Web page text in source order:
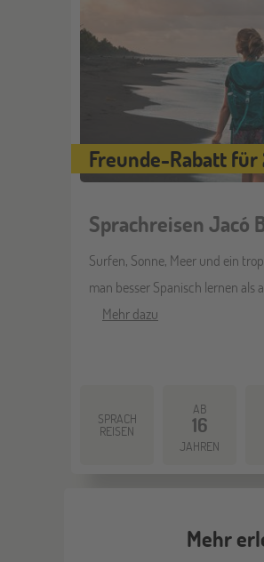
Freunde-Rabatt für
Sprachreisen Jacó
Surfen, Sonne, Meer und ein
man besser Spanisch lernen als
Mehr dazu
SPRACH
REISEN
AB
16
JAHREN
Mehr